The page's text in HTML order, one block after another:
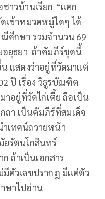
าวบ้านเรียก “แตก
เข้าหมวดหมู่ใดๆ ได้
ศึกษา รวมจำนวน 69
อยุธยา ถ้าคัมภีร์ชุดนี้
แสดงว่าอยู่ที่วัดมาแต่
ปี เรื่อง วิธูรบัณฑิต
อยู่ที่วัดไก่เตี้ย ถือเป็น
ถา เป็นคัมภีร์ที่สมเด็จ
เทศน์ถวายหน้า
รัตนโกสินทร์
ถ้าเป็นเอกสาร
ตัวเลขปรากฎ มีแต่ตัว
ษาไปอ่าน